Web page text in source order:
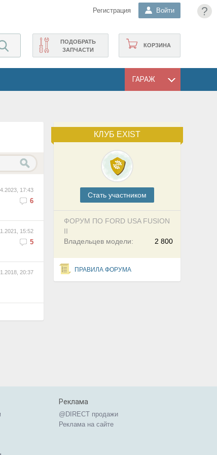
?
Регистрация Войти
КОРЗИНА
ПОДОБРАТЬ
ЗАПЧАСТИ
ГАРАЖ
КЛУБ EXIST
Cтать участником
ФОРУМ ПО FORD USA FUSION
II
2 800
Владельцев модели:
ПРАВИЛА ФОРУМА
17:43
6
15:52
5
20:37
Реклама
@DIRECT продажи
Реклама на сайте